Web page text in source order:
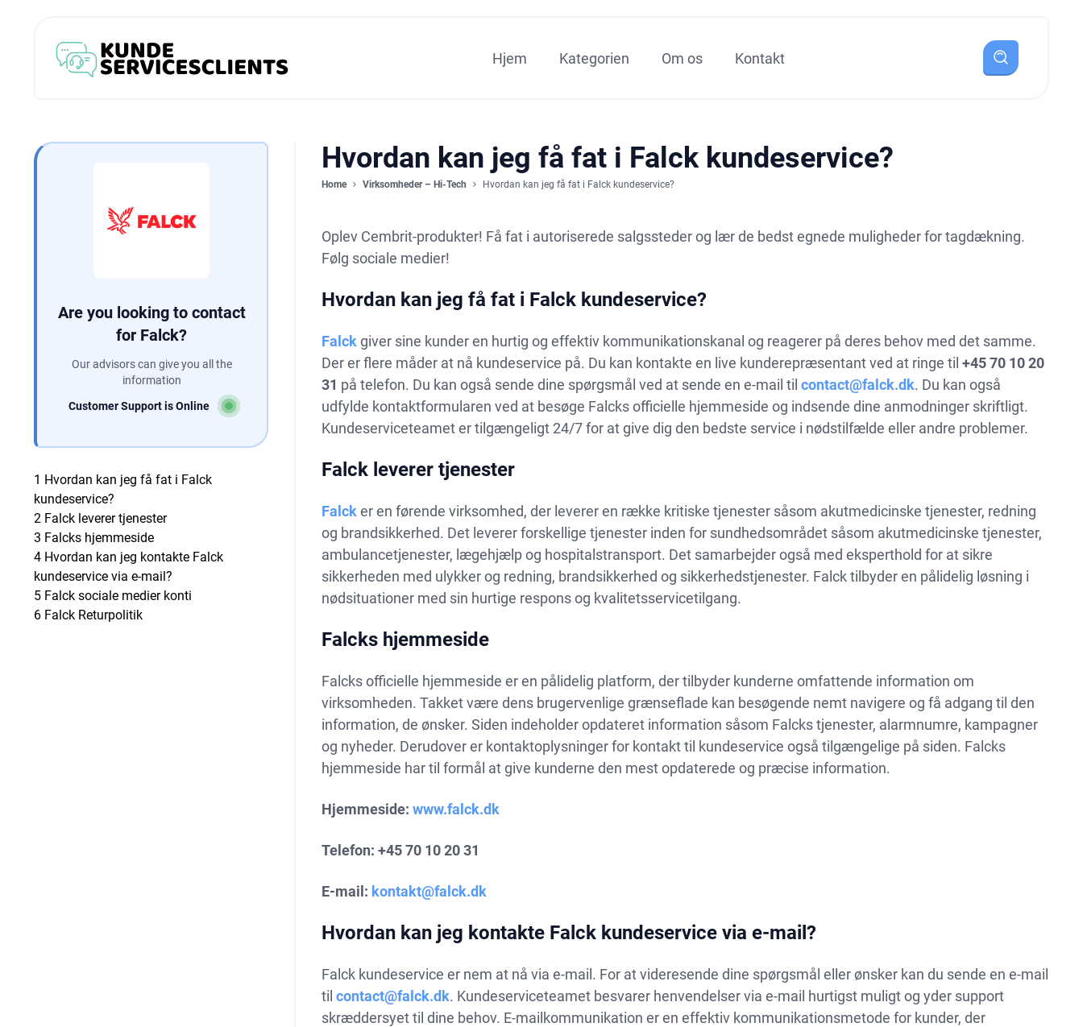
Hjem Kategorien Om os Kontakt
Are you looking to contact
for Falck?
Our advisors can give you all the
information
Customer Support is Online
1 Hvordan kan jeg få fat i Falck
kundeservice?
2 Falck leverer tjenester
3 Falcks hjemmeside
4 Hvordan kan jeg kontakte Falck
kundeservice via e-mail?
5 Falck sociale medier konti
6 Falck Returpolitik
Hvordan kan jeg få fat i Falck kundeservice?
Home Virksomheder – Hi-Tech Hvordan kan jeg få fat i Falck kundeservice?
Oplev Cembrit-produkter! Få fat i autoriserede salgssteder og lær de bedst egnede muligheder for tagdækning.
Følg sociale medier!
Hvordan kan jeg få fat i Falck kundeservice?
Falckgiver sine kunder en hurtig og effektiv kommunikationskanal og reagerer på deres behov med det samme.
Der er flere måder at nå kundeservice på. Du kan kontakte en live kunderepræsentant ved at ringe til +45 70 10 20
31 på telefon. Du kan også sende dine spørgsmål ved at sende en e-mail til contact@falck.dk. Du kan også
udfylde kontaktformularen ved at besøge Falcks officielle hjemmeside og indsende dine anmodninger skriftligt.
Kundeserviceteamet er tilgængeligt 24/7 for at give dig den bedste service i nødstilfælde eller andre problemer.
Falck leverer tjenester
Falcker en førende virksomhed, der leverer en række kritiske tjenester såsom akutmedicinske tjenester, redning
og brandsikkerhed. Det leverer forskellige tjenester inden for sundhedsområdet såsom akutmedicinske tjenester,
ambulancetjenester, lægehjælp og hospitalstransport. Det samarbejder også med eksperthold for at sikre
sikkerheden med ulykker og redning, brandsikkerhed og sikkerhedstjenester. Falck tilbyder en pålidelig løsning i
nødsituationer med sin hurtige respons og kvalitetsservicetilgang.
Falcks hjemmeside
Falcks officielle hjemmeside er en pålidelig platform, der tilbyder kunderne omfattende information om
virksomheden. Takket være dens brugervenlige grænseflade kan besøgende nemt navigere og få adgang til den
information, de ønsker. Siden indeholder opdateret information såsom Falcks tjenester, alarmnumre, kampagner
og nyheder. Derudover er kontaktoplysninger for kontakt til kundeservice også tilgængelige på siden. Falcks
hjemmeside har til formål at give kunderne den mest opdaterede og præcise information.
Hjemmeside: www.falck.dk
Telefon: +45 70 10 20 31
E-mail: kontakt@falck.dk
Hvordan kan jeg kontakte Falck kundeservice via e-mail?
Falck kundeservice er nem at nå via e-mail. For at videresende dine spørgsmål eller ønsker kan du sende en e-mail
til contact@falck.dk. Kundeserviceteamet besvarer henvendelser via e-mail hurtigst muligt og yder support
skræddersyet til dine behov. E-mailkommunikation er en effektiv kommunikationsmetode for kunder, der